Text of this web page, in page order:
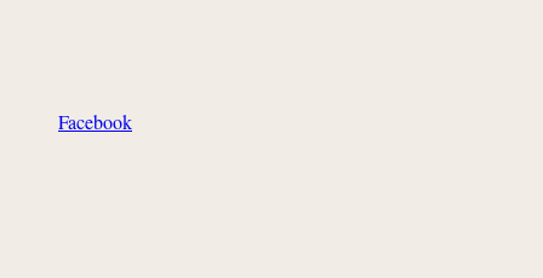
Facebook